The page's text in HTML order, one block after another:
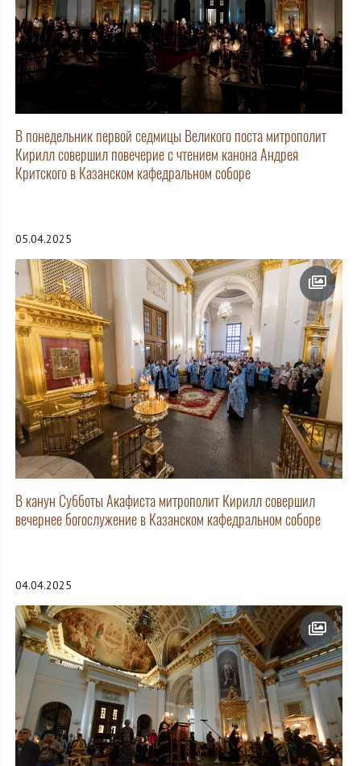
В понедельник первой седмицы Великого поста митрополит
Кирилл совершил повечерие с чтением канона Андрея
Критского в Казанском кафедральном соборе
05.04.2025
В канун Субботы Акафиста митрополит Кирилл совершил
вечернее богослужение в Казанском кафедральном соборе
04.04.2025